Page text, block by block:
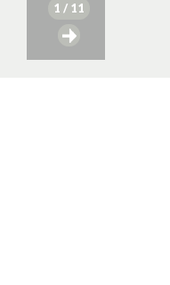
1 / 11